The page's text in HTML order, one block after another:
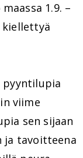
1.9. –
kiellettyä
pyyntilupia
viime
sen sijaan
ja tavoitteena